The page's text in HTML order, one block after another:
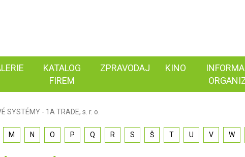
KATALOG
FIREM
ZPRAVODAJ KINO
SYSTÉMY - 1A TRADE, s. r. o.
M N O P Q R S Š T U V W